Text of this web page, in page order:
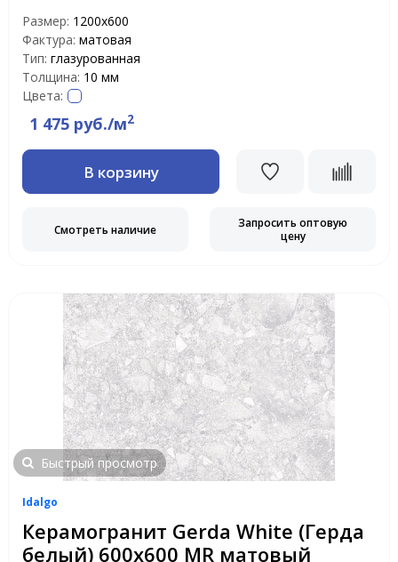
Размер: 1200х600
Фактура: матовая
Тип: глазурованная
Толщина: 10 мм
Цвета:
1 475 руб./м2
В корзину
Смотреть наличие
Запросить оптовую
цену
Быстрый просмотр
Idalgo
Керамогранит Gerda White (Герда
белый) 600х600 MR матовый